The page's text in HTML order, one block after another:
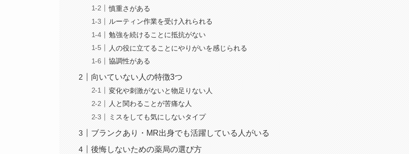
慎重さがある
ルーティン作業を受け入れられる
勉強を続けることに抵抗がない
人の役に立てることにやりがいを感じられる
協調性がある
向いていない人の特徴3つ
変化や刺激がないと物足りない人
人と関わることが苦痛な人
ミスをしても気にしないタイプ
ブランクあり・MR出身でも活躍している人がいる
後悔しないための薬局の選び方